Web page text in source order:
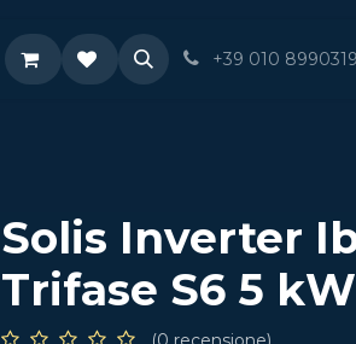
+39 010 8990319
Solis Inverter
Trifase S6 5 kW